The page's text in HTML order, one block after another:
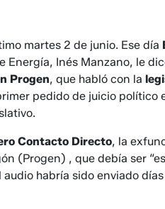
martes 2 de junio. Ese día
Energía, Inés Manzano, le
Progen, que habló con la
pedido de juicio
Contacto Directo, la
(Progen) , que debía ser
audio habría sido enviado